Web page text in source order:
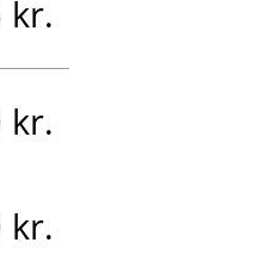
kr.
kr.
kr.